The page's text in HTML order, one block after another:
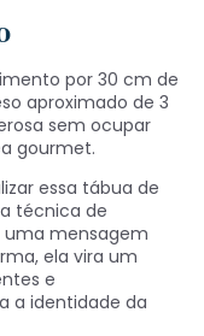
por 30 cm de
aproximado de 3
sem ocupar
gourmet.
essa tábua de
técnica de
mensagem
ela vira um
e
a identidade da